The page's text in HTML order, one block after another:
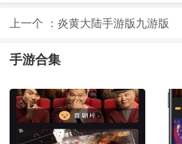
上一个 ： 炎黄大陆手游版九游版
手游合集